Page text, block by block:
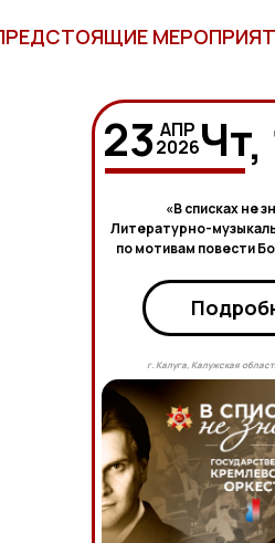
23 Чт
АПР
2026
«В списках не
Литературно-
по мотивам повести
г. Калуга, Калужская
,